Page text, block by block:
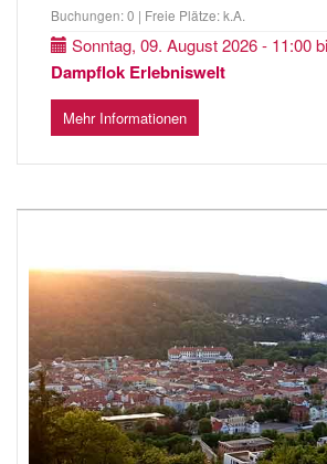
Buchungen: 0 | Freie Plätze: k.A.
Sonntag, 09. August 2026 - 11:00
Dampflok Erlebniswelt
Mehr Informationen